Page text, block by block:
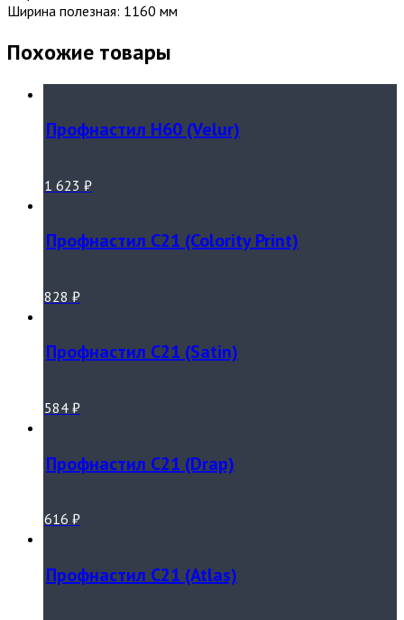
Ширина полезная: 1160 мм
Похожие товары
Профнастил Н60 (Velur)
1 623 ₽
Профнастил С21 (Colority Print)
828 ₽
Профнастил С21 (Satin)
584 ₽
Профнастил С21 (Drap)
616 ₽
Профнастил С21 (Atlas)